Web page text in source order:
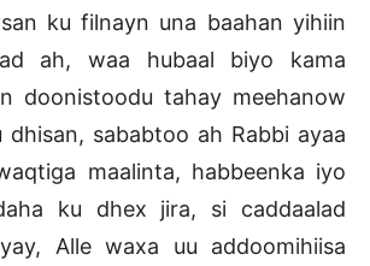
ku filnayn una baahan yihiin
ah, waa hubaal biyo kama
doonistoodu tahay meehanow
dhisan, sababtoo ah Rabbi ayaa
maalinta, habbeenka iyo
ku dhex jira, si caddaalad
Alle waxa uu addoomihiisa